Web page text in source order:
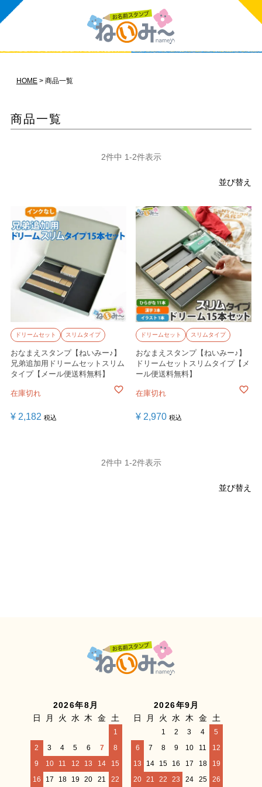
HOME 商品一覧
商品一覧
並び替え
2件中 1-2件表示
ドリームセット スリムタイプ
おなまえスタンプ【ねいみー♪】
兄弟追加用ドリームセットスリム
タイプ【メール便送料無料】
在庫切れ
¥ 2,182 税込
ドリームセット スリムタイプ
おなまえスタンプ【ねいみー♪】
ドリームセットスリムタイプ【メ
ール便送料無料】
在庫切れ
¥ 2,970 税込
並び替え
2件中 1-2件表示
2026年8月
日
月 火 水 木 金 土
1
2
3 4 5 6 7
8
9
10 11 12 13 14
15
16
17 18 19 20 21 22
2026年9月
日
月 火 水 木 金 土
1 2 3 4
5
6
7 8 9 10 11
12
13
14 15 16 17 18
19
20 21 22 23 24 25 26